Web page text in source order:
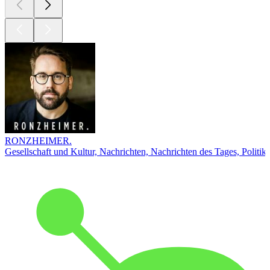
RONZHEIMER.
Gesellschaft und Kultur, Nachrichten, Nachrichten des Tages, Politik